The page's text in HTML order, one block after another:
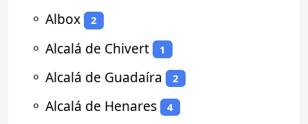
⚬ Albox 2
⚬ Alcalá de Chivert 1
⚬ Alcalá de Guadaíra 2
⚬ Alcalá de Henares 4